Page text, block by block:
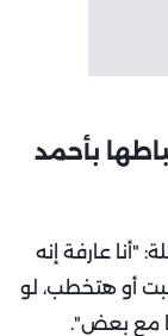
بأحمد
"أنا عارفة إنه
أو هتخطب، لو
مع بعض".